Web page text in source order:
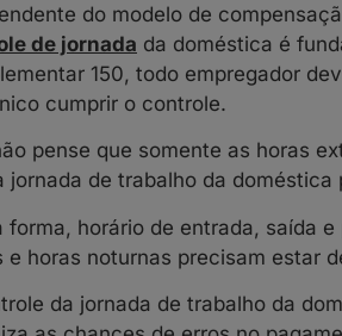
do modelo de
de jornada da doméstica é
150, todo empregador
cumprir o controle.
pense que somente as horas
jornada de trabalho da doméstica
forma, horário de entrada, saída
e horas noturnas precisam estar
da jornada de trabalho da